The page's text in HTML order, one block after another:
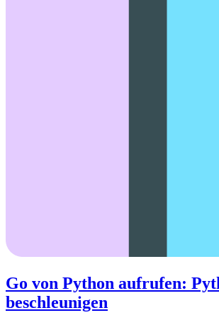
Go von Python aufrufen:
beschleunigen